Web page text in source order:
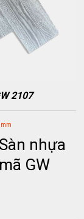
2107
nhựa
GW